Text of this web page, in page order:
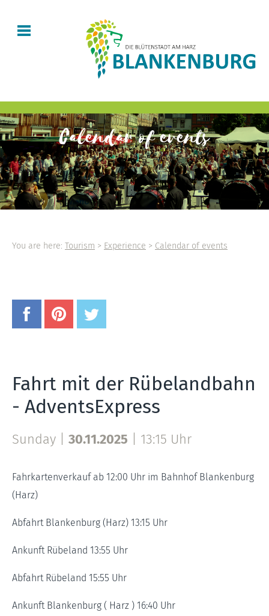
Calendar of events
You are here: Tourism > Experience > Calendar of events
Fahrt mit der Rübelandbahn
- AdventsExpress
Sunday | 30.11.2025 13:15 Uhr
Fahrkartenverkauf ab 12:00 Uhr im Bahnhof Blankenburg
(Harz)
Abfahrt Blankenburg (Harz) 13:15 Uhr
Ankunft Rübeland 13:55 Uhr
Abfahrt Rübeland 15:55 Uhr
Ankunft Blankenburg ( Harz ) 16:40 Uhr